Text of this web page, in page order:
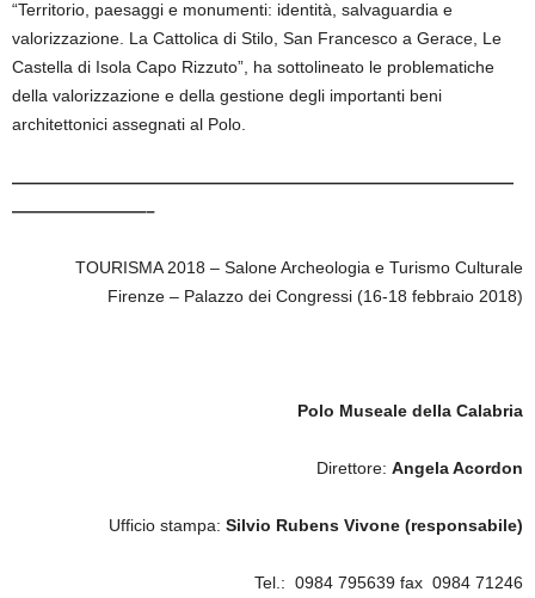
“Territorio, paesaggi e monumenti: identità, salvaguardia e
valorizzazione. La Cattolica di Stilo, San Francesco a Gerace, Le
Castella di Isola Capo Rizzuto”, ha sottolineato le problematiche
della valorizzazione e della gestione degli importanti beni
architettonici assegnati al Polo.
——————————————————————————————
————————–
TOURISMA 2018 – Salone Archeologia e Turismo Culturale
Firenze – Palazzo dei Congressi (16-18 febbraio 2018)
Polo Museale della Calabria
Direttore: Angela Acordon
Ufficio stampa: Silvio Rubens Vivone (responsabile)
Tel.: 0984 795639 fax 0984 71246